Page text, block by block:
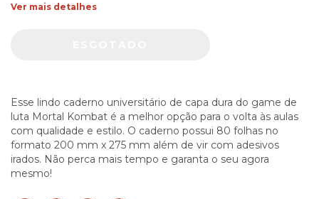
Ver mais detalhes
Esse lindo caderno universitário de capa dura do game de
luta Mortal Kombat é a melhor opção para o volta às aulas
com qualidade e estilo. O caderno possui 80 folhas no
formato 200 mm x 275 mm além de vir com adesivos
irados. Não perca mais tempo e garanta o seu agora
mesmo!